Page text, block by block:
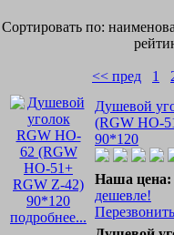
Сортировать по:
<< пред 1
подробнее...
Душевой
(RGW HO-
90*120
Наша цена:
дешевле!